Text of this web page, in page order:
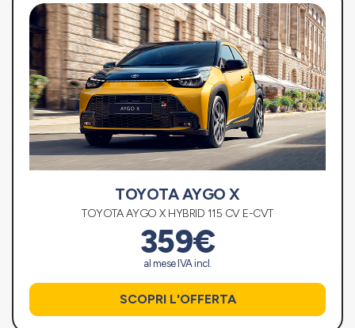
TOYOTA AYGO X
TOYOTA AYGO X HYBRID 115 CV E-CVT
359€
al mese IVA incl.
SCOPRI L'OFFERTA